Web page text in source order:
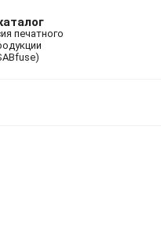
печатного